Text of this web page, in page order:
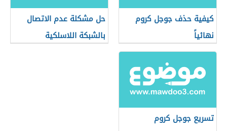
كيفية حذف جوجل كروم
نهائياً
حل مشكلة عدم الاتصال
بالشبكة اللاسلكية
تسريع جوجل كروم